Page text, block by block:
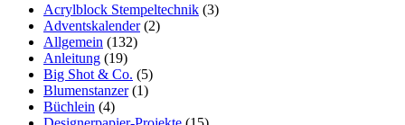
Acrylblock Stempeltechnik (3)
Adventskalender(2)
Allgemein (132)
Anleitung (19)
Big Shot & Co. (5)
Blumenstanzer(1)
Büchlein (4)